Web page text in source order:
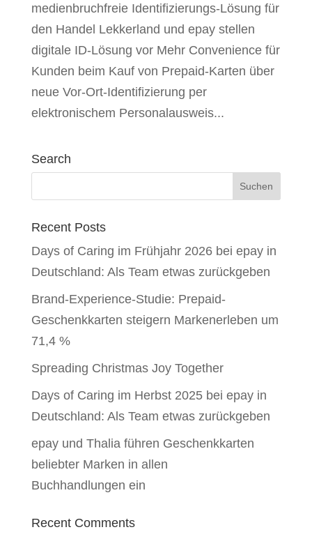
medienbruchfreie Identifizierungs-Lösung für
den Handel Lekkerland und epay stellen
digitale ID-Lösung vor Mehr Convenience für
Kunden beim Kauf von Prepaid-Karten über
neue Vor-Ort-Identifizierung per
elektronischem Personalausweis...
Search
Recent Posts
Days of Caring im Frühjahr 2026 bei epay in
Deutschland: Als Team etwas zurückgeben
Brand-Experience-Studie: Prepaid-
Geschenkkarten steigern Markenerleben um
71,4 %
Spreading Christmas Joy Together
Days of Caring im Herbst 2025 bei epay in
Deutschland: Als Team etwas zurückgeben
epay und Thalia führen Geschenkkarten
beliebter Marken in allen
Buchhandlungen ein
Recent Comments